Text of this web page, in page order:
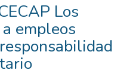
Los
empleos